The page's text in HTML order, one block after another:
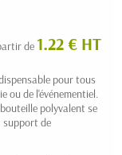
de 1.22 € HT
pour tous
ou de l'événementiel.
polyvalent se
support de